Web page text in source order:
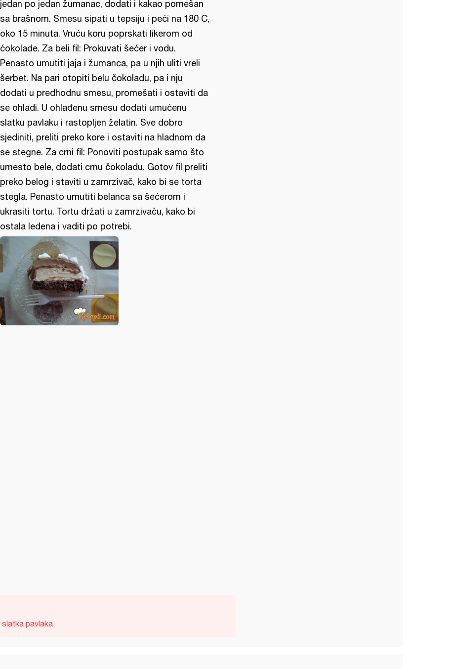
jedan po jedan žumanac, dodati i kakao pomešan
sa brašnom. Smesu sipati u tepsiju i peći na 180 C,
oko 15 minuta. Vruću koru poprskati likerom od
ćokolade. Za beli fil: Prokuvati šećer i vodu.
Penasto umutiti jaja i žumanca, pa u njih uliti vreli
šerbet. Na pari otopiti belu čokoladu, pa i nju
dodati u predhodnu smesu, promešati i ostaviti da
se ohladi. U ohlađenu smesu dodati umućenu
slatku pavlaku i rastopljen želatin. Sve dobro
sjediniti, preliti preko kore i ostaviti na hladnom da
se stegne. Za crni fil: Ponoviti postupak samo što
umesto bele, dodati crnu čokoladu. Gotov fil preliti
preko belog i staviti u zamrzivač, kako bi se torta
stegla. Penasto umutiti belanca sa šećerom i
ukrasiti tortu. Tortu držati u zamrzivaču, kako bi
ostala ledena i vaditi po potrebi.
slatka pavlaka